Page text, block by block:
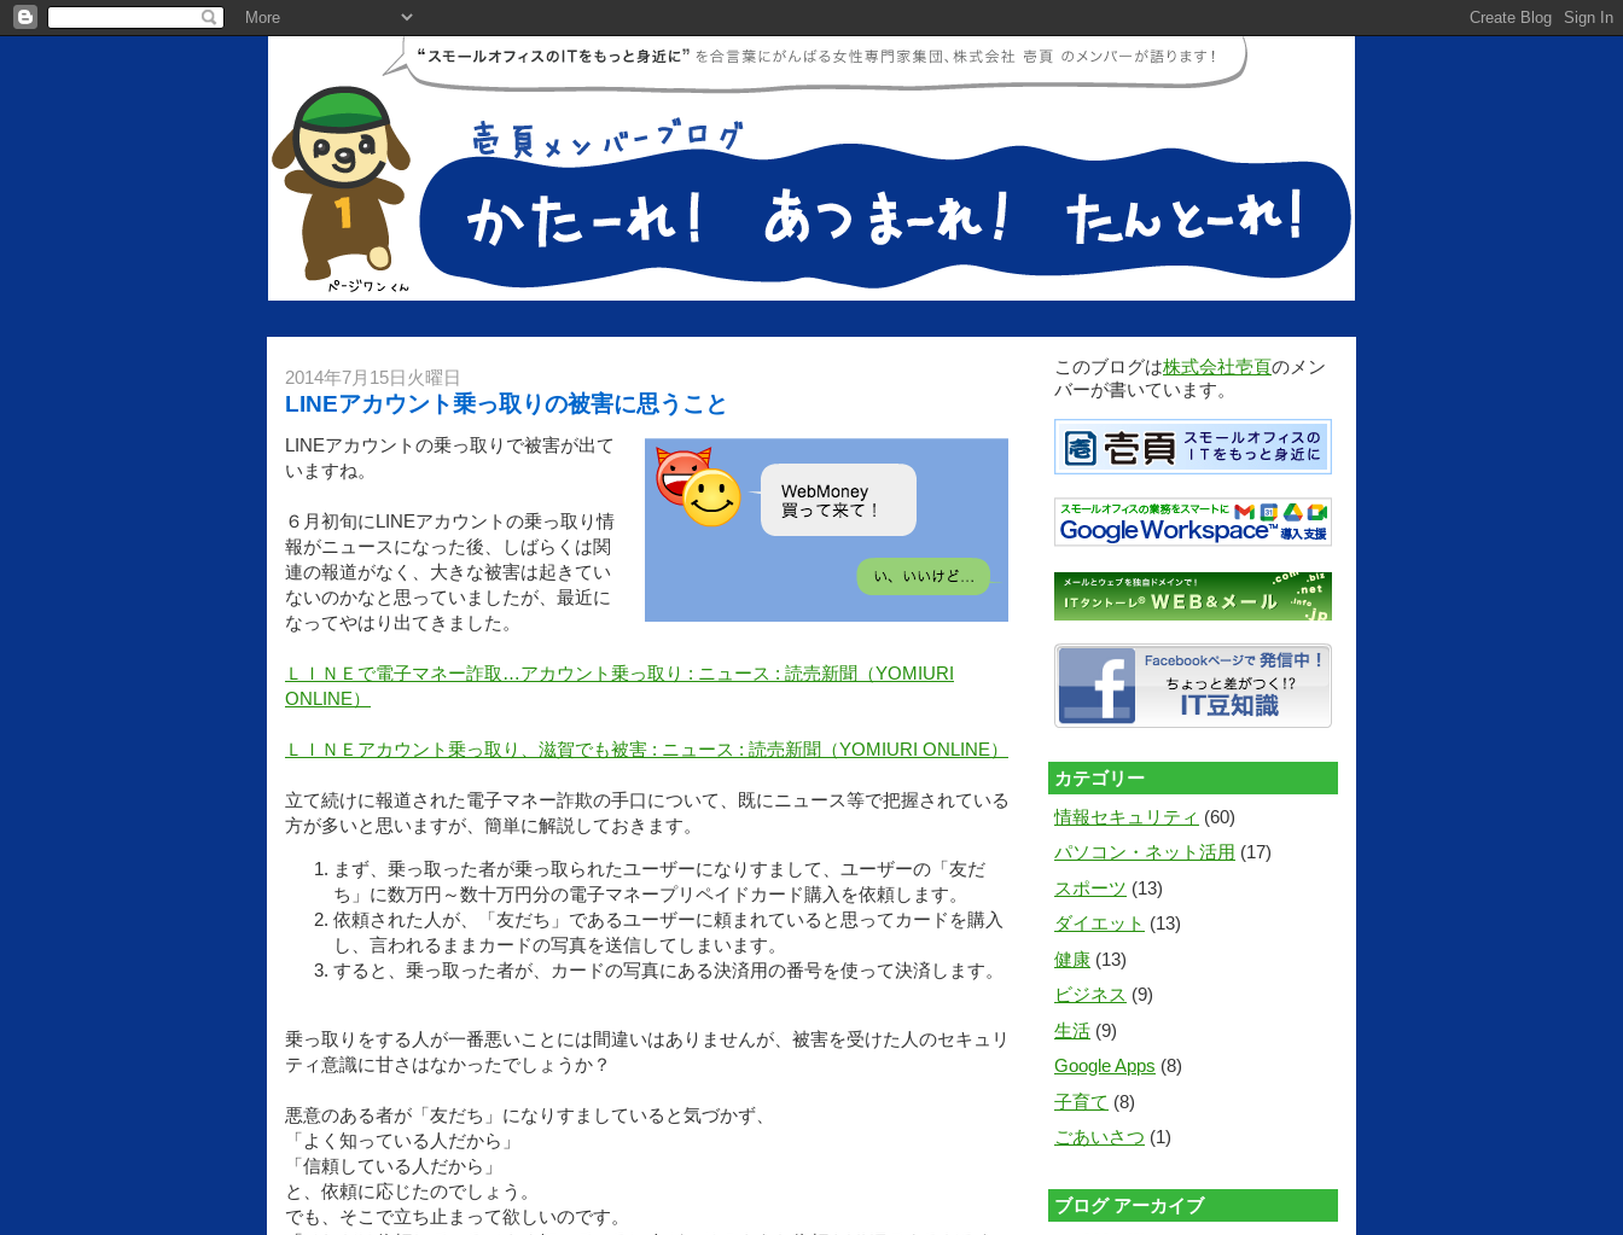
2014年7月15日火曜日
LINEアカウント乗っ取りの被害に思うこと
LINEアカウントの乗っ取りで被害が出て
いますね。
６月初旬にLINEアカウントの乗っ取り情
報がニュースになった後、しばらくは関
連の報道がなく、大きな被害は起きてい
ないのかなと思っていましたが、最近に
なってやはり出てきました。
ＬＩＮＥで電子マネー詐取…アカウント乗っ取り : ニュース : 読売新聞（YOMIURI
ONLINE）
ＬＩＮＥアカウント乗っ取り、滋賀でも被害 : ニュース : 読売新聞（YOMIURI ONLINE）
立て続けに報道された電子マネー詐欺の手口について、既にニュース等で把握されている
方が多いと思いますが、簡単に解説しておきます。
まず、乗っ取った者が乗っ取られたユーザーになりすまして、ユーザーの「友だ
ち」に数万円～数十万円分の電子マネープリペイドカード購入を依頼します。
依頼された人が、「友だち」であるユーザーに頼まれていると思ってカードを購入
し、言われるままカードの写真を送信してしまいます。
すると、乗っ取った者が、カードの写真にある決済用の番号を使って決済します。
乗っ取りをする人が一番悪いことには間違いはありませんが、被害を受けた人のセキュリ
ティ意識に甘さはなかったでしょうか？
悪意のある者が「友だち」になりすましていると気づかず、
「よく知っている人だから」
「信頼している人だから」
と、依頼に応じたのでしょう。
でも、そこで立ち止まって欲しいのです。
このブログは株式会社壱頁のメン
バーが書いています。
カテゴリー
情報セキュリティ (60)
パソコン・ネット活用 (17)
スポーツ (13)
ダイエット (13)
健康 (13)
ビジネス (9)
生活 (9)
Google Apps (8)
子育て (8)
ごあいさつ (1)
ブログ アーカイブ